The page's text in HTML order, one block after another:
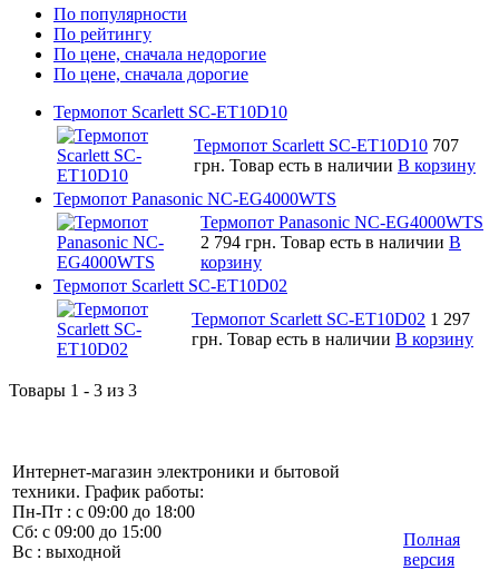
По популярности
По рейтингу
По цене, сначала недорогие
По цене, сначала дорогие
Термопот Scarlett SC-ET10D10
Термопот Scarlett SC-ET10D10 707
грн. Товар есть в наличии В корзину
Термопот Panasonic NC-EG4000WTS
Термопот Panasonic NC-EG4000WTS
2 794 грн. Товар есть в наличии В
корзину
Термопот Scarlett SC-ET10D02
Термопот Scarlett SC-ET10D02 1 297
грн. Товар есть в наличии В корзину
Товары 1 - 3 из 3
Интернет-магазин электроники и бытовой
техники. График работы:
Пн-Пт : с 09:00 до 18:00
Сб: с 09:00 до 15:00
Вс : выходной
Полная
версия